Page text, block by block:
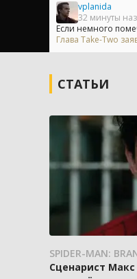
vplanida
32 минуты
Если немного
Глава Take-Two
СТАТЬИ
SPIDER-MAN:
Сценарист